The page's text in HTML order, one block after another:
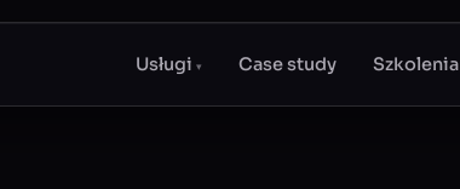
Usługi▾ Case study Szkolenia